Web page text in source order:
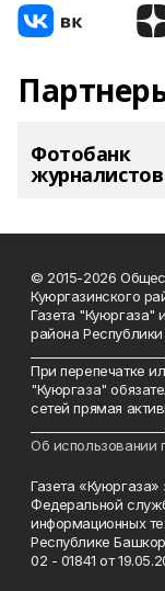
Фотобанк
© 2015-2026
Куюргазинского
Газета "Куюргаза"
района
При перепечатке
"Куюргаза"
сетей прямая
Об использовании
Газета
Федеральной
информационных
Республике
02 - 01841 от